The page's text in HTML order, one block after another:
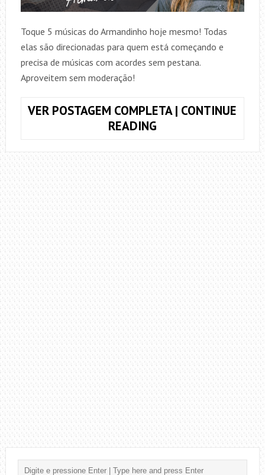
Toque 5 músicas do Armandinho hoje mesmo! Todas
elas são direcionadas para quem está começando e
precisa de músicas com acordes sem pestana.
Aproveitem sem moderação!
VER POSTAGEM COMPLETA | CONTINUE
READING5
FÁCEIS,
SEM
PESTANA,
DO
ARMANDINHO